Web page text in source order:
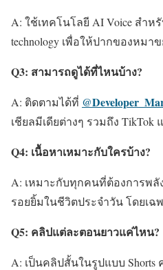
A: ใช้เทคโนโลยี AI Voice สำห
technology เพื่อให้ปากของหม
Q3: สามารถดูได้ที่ไหนบ้าง?
A: ติดตามได้ที่
เชียลมีเดียต่างๆ รวมถึง TikTok แ
Q4: เนื้อหาเหมาะกับใครบ้าง?
A: เหมาะกับทุกคนที่ต้องการพลั
รอยยิ้มในชีวิตประจำวัน โดยเฉ
Q5: คลิปแต่ละตอนยาวแค่ไหน?
A: เป็นคลิปสั้นในรูปแบบ Shorts